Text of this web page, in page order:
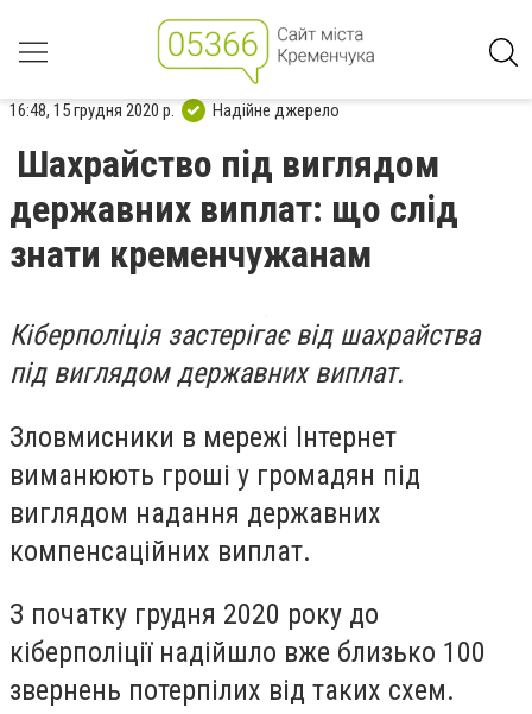
16:48, 15 грудня 2020 р. Надійне джерело
Шахрайство під виглядом
державних виплат: що слід
знати кременчужанам
Кіберполіція застерігає від шахрайства
під виглядом державних виплат.
Зловмисники в мережі Інтернет
виманюють гроші у громадян під
виглядом надання державних
компенсаційних виплат.
З початку грудня 2020 року до
кіберполіції надійшло вже близько 100
звернень потерпілих від таких схем.